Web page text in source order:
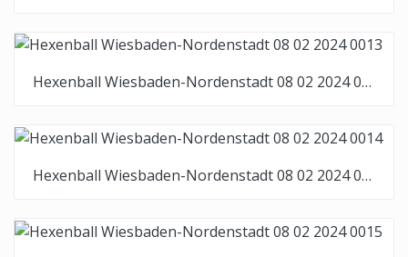
Hexenball Wiesbaden-Nordenstadt 08 02 2024 0013
Hexenball Wiesbaden-Nordenstadt 08 02 2024 0014